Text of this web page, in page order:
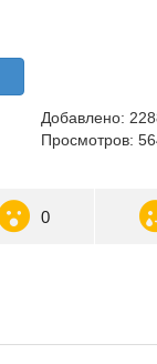
Добавлено:
Просмотров:
0